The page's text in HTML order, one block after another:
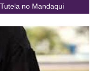
no Mandaqui